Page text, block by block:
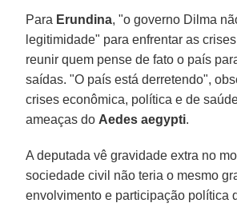
Para Erundina, "o governo Dilma
legitimidade" para enfrentar as
reunir quem pense de fato o país
saídas. "O país está derretendo",
crises econômica, política e de
ameaças do Aedes aegypti.
A deputada vê gravidade extra no
sociedade civil não teria o mesmo
envolvimento e participação política